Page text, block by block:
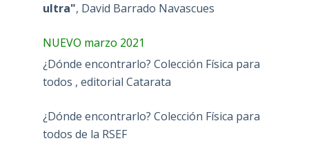
ultra", David Barrado Navascues
NUEVO marzo 2021
¿Dónde encontrarlo? Colección Física para
todos , editorial Catarata
¿Dónde encontrarlo? Colección Física para
todos de la RSEF